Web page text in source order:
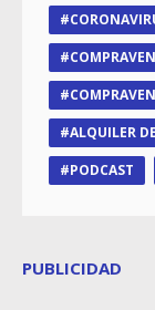
ALQUILER
PODCAST
PUBLICIDAD